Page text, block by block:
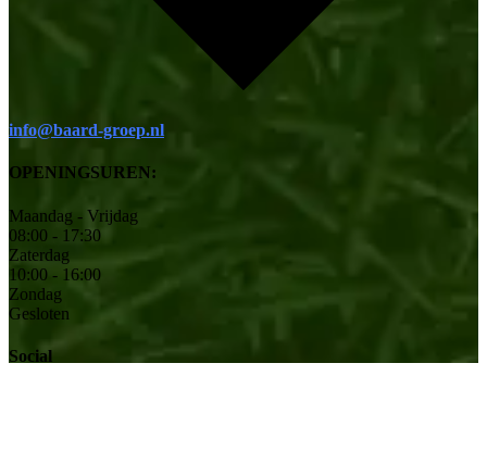
info@baard-groep.nl
OPENINGSUREN:
Maandag - Vrijdag
08:00 - 17:30
Zaterdag
10:00 - 16:00
Zondag
Gesloten
Social